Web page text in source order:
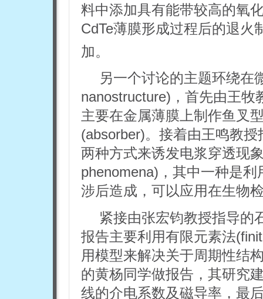
料中添加具有能带较高的氧
CdTe薄膜形成过程后的退火
加。
另一个讨论的主题环绕在
nanostructure)，首先由王
主要在金属薄膜上制作鱼叉
(absorber)。接着由王鸣教
两种方式来诱发电浆穿透现
phenomena)，其中一种是
涉后造成，可以应用在生物
紧接由张宏钧教授指导的
报告主要利用有限元素法
用模型来解决关于周期性结
的黄杨同学做报告，其研究
线的介电系数及磁导率，最